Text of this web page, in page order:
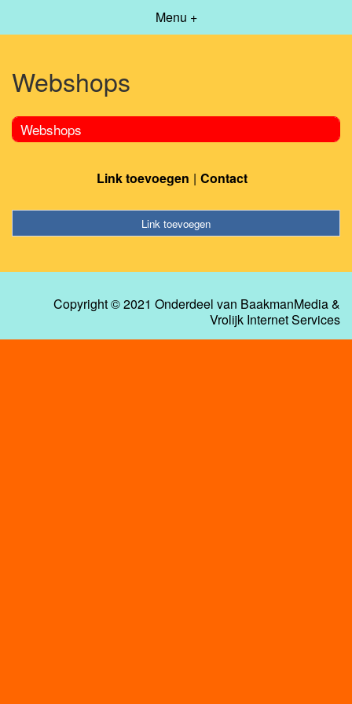
Menu +
Webshops
Webshops
Link toevoegen Contact
Link toevoegen
Copyright © 2021 Onderdeel van BaakmanMedia&
Vrolijk Internet Services